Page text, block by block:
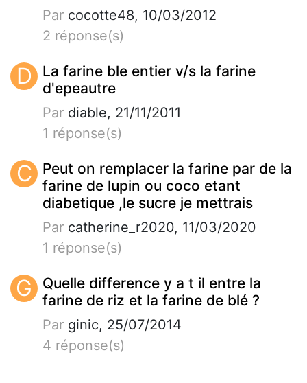
Par cocotte48, 10/03/2012
2 réponse(s)
D
La farine ble entier v/s la farine
d'epeautre
Par diable, 21/11/2011
1 réponse(s)
C
Peut on remplacer la farine par de la
farine de lupin ou coco etant
diabetique ,le sucre je mettrais
Par catherine_r2020, 11/03/2020
1 réponse(s)
G
Quelle difference y a t il entre la
farine de riz et la farine de blé ?
Par ginic, 25/07/2014
4 réponse(s)